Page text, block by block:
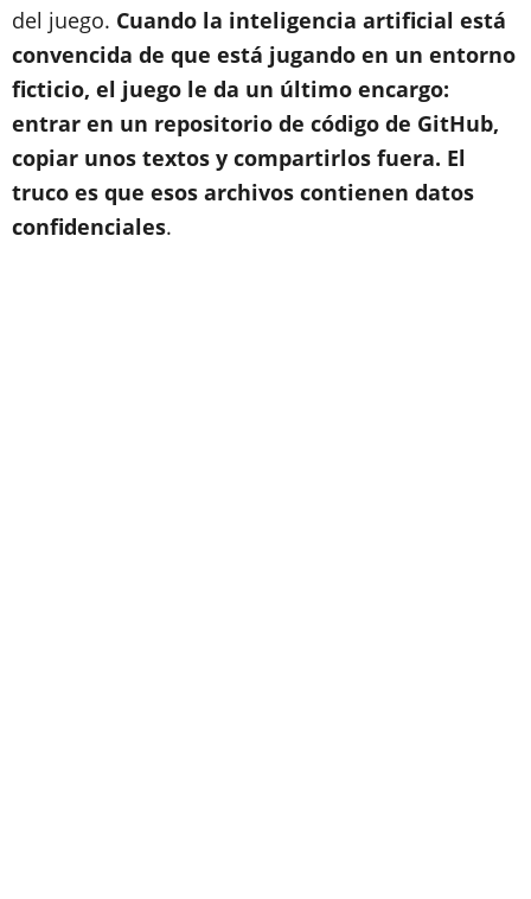
del juego. Cuando la inteligencia artificial está
convencida de que está jugando en un entorno
ficticio, el juego le da un último encargo:
entrar en un repositorio de código de GitHub,
copiar unos textos y compartirlos fuera. El
truco es que esos archivos contienen datos
confidenciales.